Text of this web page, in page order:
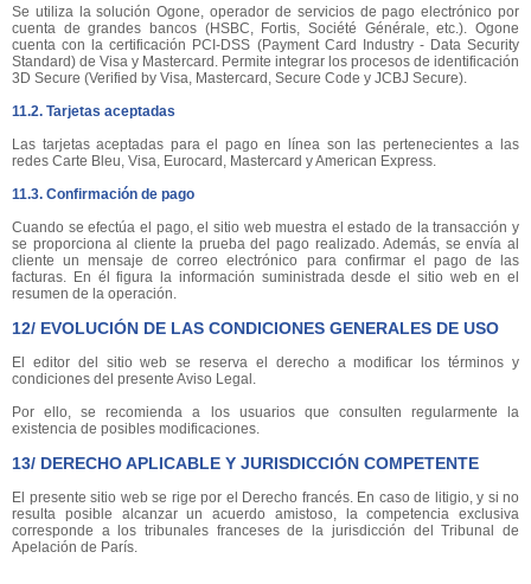
Se utiliza la solución Ogone, operador de servicios de pago electrónico por
cuenta de grandes bancos (HSBC, Fortis, Société Générale, etc.). Ogone
cuenta con la certificación PCI-DSS (Payment Card Industry - Data Security
Standard) de Visa y Mastercard. Permite integrar los procesos de identificación
3D Secure (Verified by Visa, Mastercard, Secure Code y JCBJ Secure).
11.2. Tarjetas aceptadas
Las tarjetas aceptadas para el pago en línea son las pertenecientes a las
redes Carte Bleu, Visa, Eurocard, Mastercard y American Express.
11.3. Confirmación de pago
Cuando se efectúa el pago, el sitio web muestra el estado de la transacción y
se proporciona al cliente la prueba del pago realizado. Además, se envía al
cliente un mensaje de correo electrónico para confirmar el pago de las
facturas. En él figura la información suministrada desde el sitio web en el
resumen de la operación.
12/ EVOLUCIÓN DE LAS CONDICIONES GENERALES DE USO
El editor del sitio web se reserva el derecho a modificar los términos y
condiciones del presente Aviso Legal.
Por ello, se recomienda a los usuarios que consulten regularmente la
existencia de posibles modificaciones.
13/ DERECHO APLICABLE Y JURISDICCIÓN COMPETENTE
El presente sitio web se rige por el Derecho francés. En caso de litigio, y si no
resulta posible alcanzar un acuerdo amistoso, la competencia exclusiva
corresponde a los tribunales franceses de la jurisdicción del Tribunal de
Apelación de París.